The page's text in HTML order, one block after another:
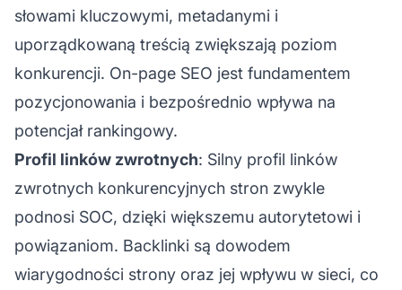
słowami kluczowymi, metadanymi i
uporządkowaną treścią zwiększają poziom
konkurencji. On-page SEO jest fundamentem
pozycjonowania i bezpośrednio wpływa na
potencjał rankingowy.
Profil linków zwrotnych: Silny profil linków
zwrotnych konkurencyjnych stron zwykle
podnosi SOC, dzięki większemu autorytetowi i
powiązaniom. Backlinki są dowodem
wiarygodności strony oraz jej wpływu w sieci, co